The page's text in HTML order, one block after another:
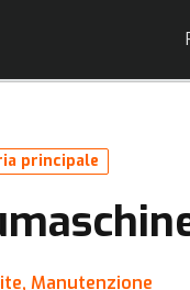
principale
Manutenzione